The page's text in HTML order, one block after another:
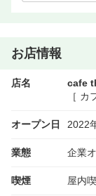
お店情報
店名
cafe
［ カ
オープン日 2022
業態 企業
喫煙 屋内